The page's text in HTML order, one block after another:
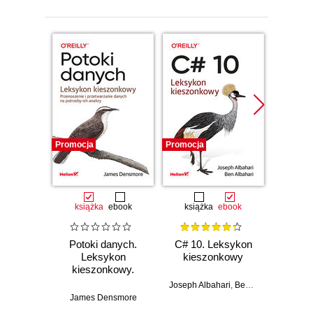
Promocja
książka ebook
Potoki danych.
Leksykon
kieszonkowy.
przetwarzanie
James Densmore
Promocja
książka ebook
C# 10. Leksykon
kieszonkowy
Joseph Albahari Ben Albahari